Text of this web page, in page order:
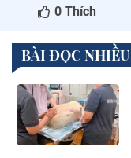
0 Thích
BÀI ĐỌC NHIỀU